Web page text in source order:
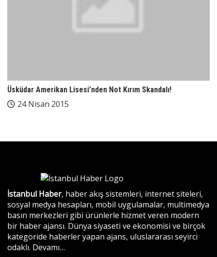
Üsküdar Amerikan Lisesi’nden Not Kırım Skandalı!
24 Nisan 2015
İstanbul Haber, haber akış sistemleri, internet siteleri,
sosyal medya hesapları, mobil uygulamalar, multimedya
basın merkezleri gibi ürünlerle hizmet veren modern
bir haber ajansı. Dünya siyaseti ve ekonomisi ve birçok
kategoride haberler yapan ajans, uluslararası seyirci
odaklı. Devamı…